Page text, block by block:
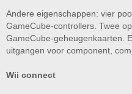
Andere eigenschappen: vier
GameCube-controllers. Twee
GameCube-geheugenkaarten.
uitgangen voor component,
Wii connect